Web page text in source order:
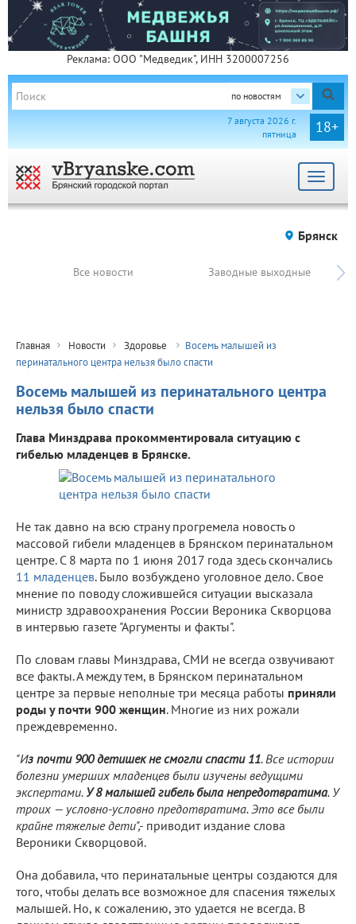
Реклама: ООО "Медведик", ИНН 3200007256
по новостям
18+
7 августа 2026 г.
пятница
Toggle
Брянск
Все новости Заводные выходные
Главная Новости Здоровье
Восемь малышей из
перинатального центра нельзя было спасти
Восемь малышей из перинатального центра
нельзя было спасти
Глава Минздрава прокомментировала ситуацию с
гибелью младенцев в Брянске.
Не так давно на всю страну прогремела новость о
массовой гибели младенцев в Брянском перинатальном
центре. С 8 марта по 1 июня 2017 года здесь скончались
11 младенцев. Было возбуждено уголовное дело. Свое
мнение по поводу сложившейся ситуации высказала
министр здравоохранения России Вероника Скворцова
в интервью газете "Аргументы и факты".
По словам главы Минздрава, СМИ не всегда озвучивают
все факты. А между тем, в Брянском перинатальном
центре за первые неполные три месяца работы приняли
роды у почти 900 женщин. Многие из них рожали
преждевременно.
"Из почти 900 детишек не смогли спасти 11. Все истории
болезни умерших младенцев были изучены ведущими
экспертами. У 8 малышей гибель была непредотвратима. У
троих — условно-условно предотвратима. Это все были
крайне тяжелые дети",- приводит издание слова
Вероники Скворцовой.
Она добавила, что перинатальные центры создаются для
того, чтобы делать все возможное для спасения тяжелых
малышей. Но, к сожалению, это удается не всегда. В